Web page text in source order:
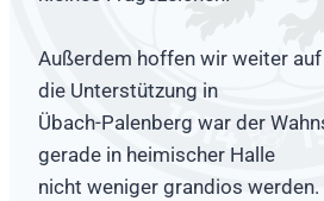
Außerdem hoffen wir weiter auf
die Unterstützung in
Übach-Palenberg war der
gerade in heimischer Halle
nicht weniger grandios werden.